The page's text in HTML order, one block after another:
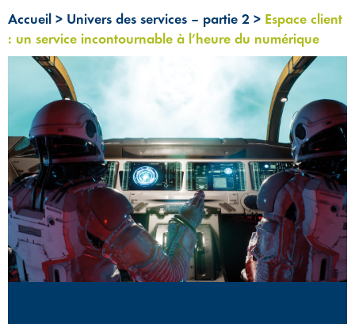
Accueil > Univers des services – partie 2 > Espace client
: un service incontournable à l’heure du numérique